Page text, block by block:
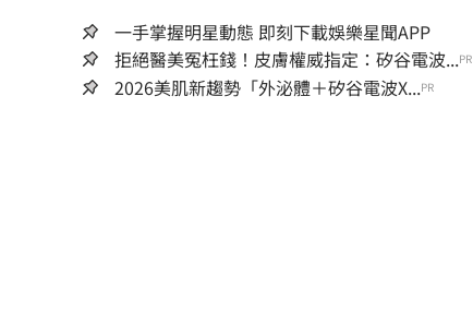
一手掌握明星動態 即刻下載娛樂星聞APP
拒絕醫美冤枉錢！皮膚權威指定：矽谷電波...PR
2026美肌新趨勢「外泌體＋矽谷電波X...PR